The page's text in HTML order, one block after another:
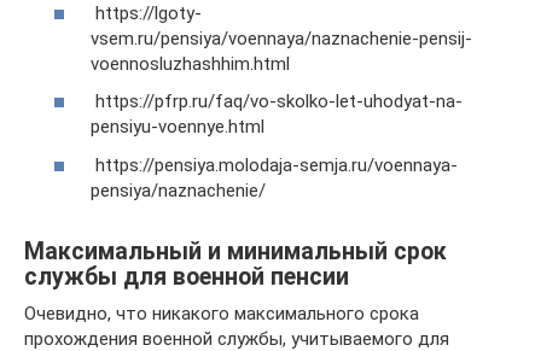
https://lgoty-
vsem.ru/pensiya/voennaya/naznachenie-pensij-
voennosluzhashhim.html
https://pfrp.ru/faq/vo-skolko-let-uhodyat-na-
pensiyu-voennye.html
https://pensiya.molodaja-semja.ru/voennaya-
pensiya/naznachenie/
Максимальный и минимальный срок
службы для военной пенсии
Очевидно, что никакого максимального срока
прохождения военной службы, учитываемого для